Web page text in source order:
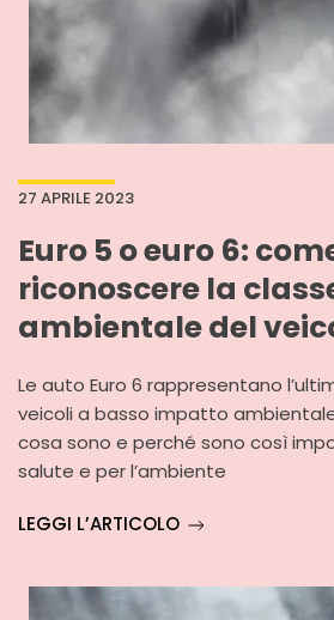
27 APRILE 2023
Euro 5 o euro 6:
riconoscere la
ambientale del
Le auto Euro 6 rappresentano
veicoli a basso impatto
cosa sono e perché sono così
salute e per l’ambiente
LEGGI L’ARTICOLO